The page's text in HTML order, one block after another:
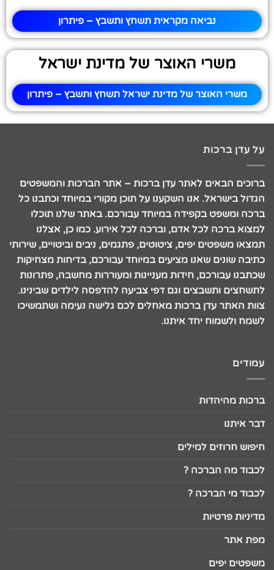
נביאה מקראית תשחץ ותשבץ – פיתרון
משרי האוצר של מדינת ישראל
משרי האוצר של מדינת ישראל תשחץ ותשבץ – פיתרון
על עדן ברכות
ברוכים הבאים לאתר עדן ברכות – אתר הברכות והמשפטים
הגדול בישראל. אנו השקענו על תוכן מקורי במיוחד וכתבנו כל
ברכה ומשפט בקפידה במיוחד עבורכם. באתר שלנו תוכלו
למצוא ברכה לכל אדם, וברכה לכל אירוע. כמו כן, אצלנו
תמצאו משפטים יפים, ציטוטים, פתגמים, ניבים וביטויים, שירותי
כתיבה שונים שאנו מציעים במיוחד עבורכם, בדיחות מצחיקות
שכתבנו עבורכם, חידות מעניינות ומעוררות מחשבה, פתרונות
לתשחצים ותשבצים וגם דפי צביעה להדפסה לילדים שבינינו.
צוות האתר עדן ברכות מאחלים לכם גלישה נעימה ושתמשיכו
לשמח ולשמוח יחד איתנו.
עמודים
ברכות מהיהדות
דבר איתנו
חיפוש חרוזים למילים
לכבוד מה הברכה ?
לכבוד מי הברכה ?
מדיניות פרטיות
מפת אתר
משפטים יפים